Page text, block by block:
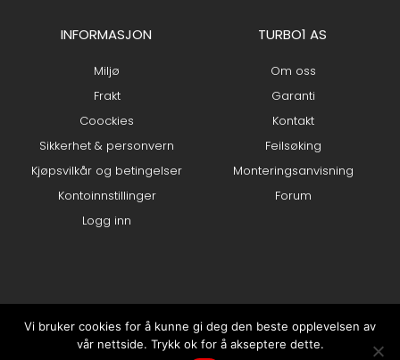
INFORMASJON
Miljø
Frakt
Coockies
Sikkerhet & personvern
Kjøpsvilkår og betingelser
Kontoinnstillinger
Logg inn
TURBO1 AS
Om oss
Garanti
Kontakt
Feilsøking
Monteringsanvisning
Forum
Vi bruker cookies for å kunne gi deg den beste opplevelsen av
vår nettside. Trykk ok for å akseptere dette.